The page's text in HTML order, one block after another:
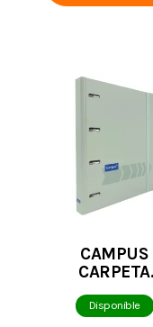
CAMPUS
CARPETA
CAMPUS
Disponible